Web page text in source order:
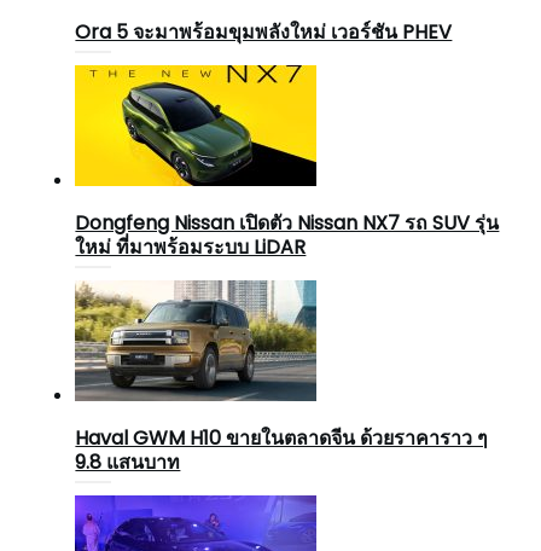
Ora 5 จะมาพร้อมขุมพลังใหม่ เวอร์ชัน PHEV
Dongfeng Nissan เปิดตัว Nissan NX7 รถ SUV รุ่น
ใหม่ ที่มาพร้อมระบบ LiDAR
Haval GWM H10 ขายในตลาดจีน ด้วยราคาราว ๆ
9.8 แสนบาท